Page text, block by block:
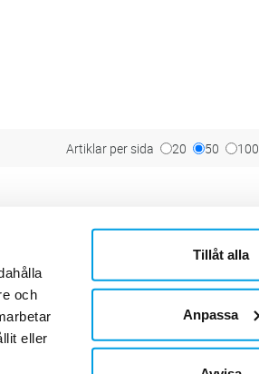
och
eller
Tillåt alla
Anpassa
Artiklar per sida 20 50 100
Om Sonepar
Historik
Kontaktblad
Ledningsgrupp
Jobb & Karriär